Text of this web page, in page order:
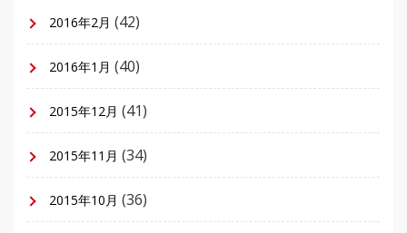
2016年2月 (42)
2016年1月 (40)
2015年12月 (41)
2015年11月 (34)
2015年10月 (36)